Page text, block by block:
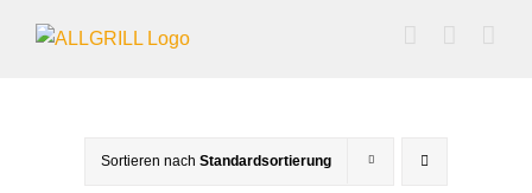
Inhalt
Sortieren nach Standardsortierung